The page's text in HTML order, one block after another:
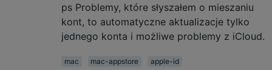
ps Problemy, które słyszałem o mieszaniu
kont, to automatyczne aktualizacje tylko
jednego konta i możliwe problemy z iCloud.
mac mac-appstore
apple-id